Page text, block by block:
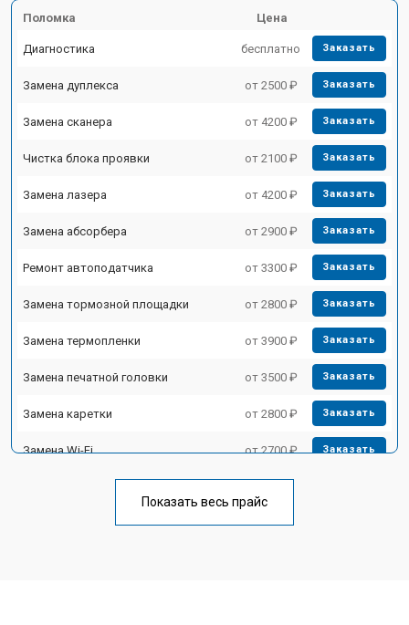
Поломка Цена
Диагностика бесплатно Заказать
Замена дуплекса от 2500 ₽ Заказать
Замена сканера от 4200 ₽ Заказать
Чистка блока проявки от 2100 ₽ Заказать
Замена лазера от 4200 ₽ Заказать
Замена абсорбера от 2900 ₽ Заказать
Ремонт автоподатчика от 3300 ₽ Заказать
Замена тормозной площадки от 2800 ₽ Заказать
Замена термопленки от 3900 ₽ Заказать
Замена печатной головки от 3500 ₽ Заказать
Замена каретки от 2800 ₽ Заказать
Замена Wi-Fi от 2700 ₽ Заказать
от 3500 ₽
Показать весь прайс